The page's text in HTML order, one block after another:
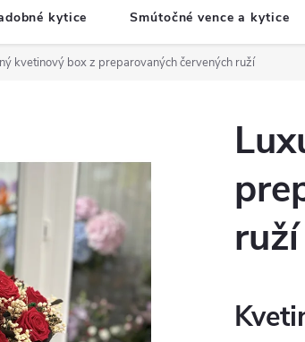
kytice Smútočné vence a kytice
kvetinový box z preparovaných červených ruží
ruží